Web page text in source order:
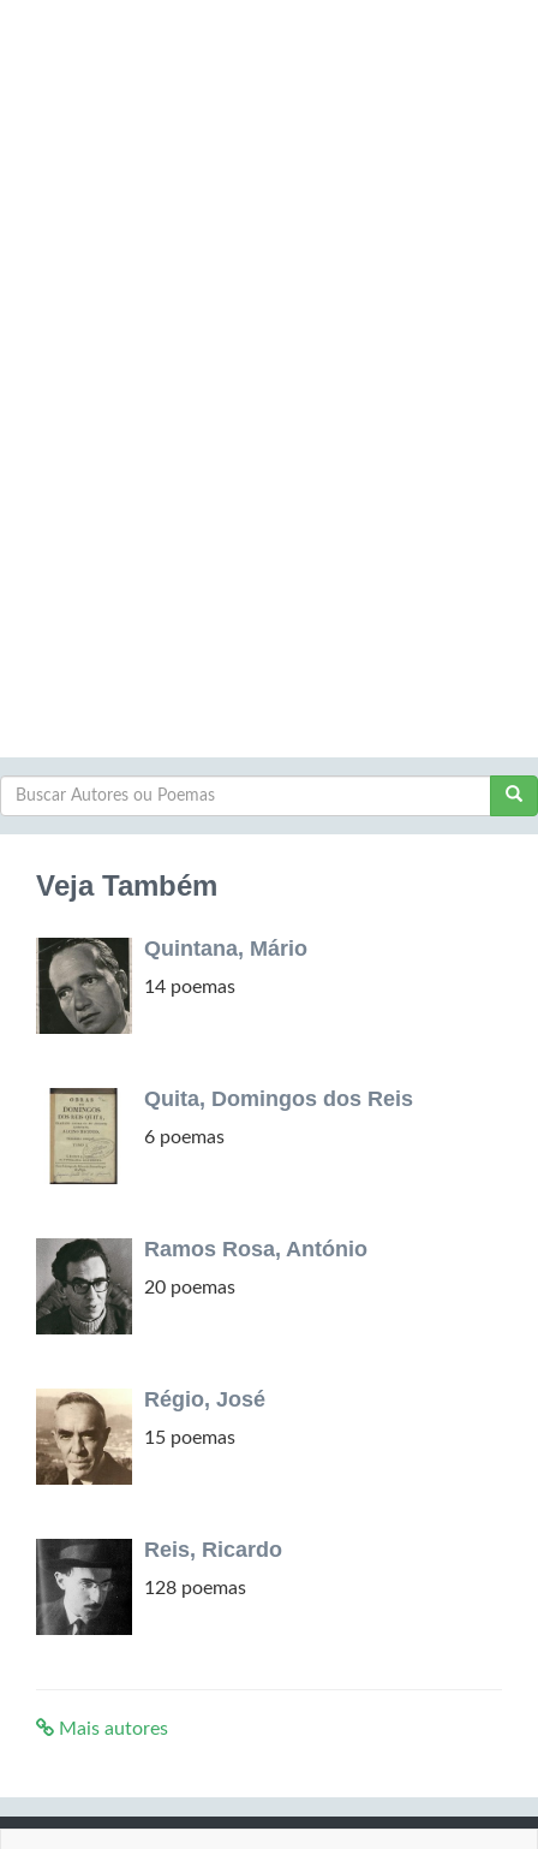
Veja Também
Quintana, Mário
14 poemas
Quita, Domingos dos Reis
6 poemas
Ramos Rosa, António
20 poemas
Régio, José
15 poemas
Reis, Ricardo
128 poemas
Mais autores